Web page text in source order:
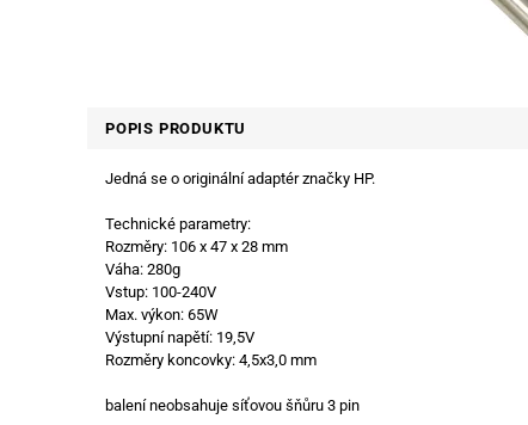
POPIS PRODUKTU
Jedná se o originální adaptér značky HP.
Technické parametry:
Rozměry: 106 x 47 x 28 mm
Váha: 280g
Vstup: 100-240V
Max. výkon: 65W
Výstupní napětí: 19,5V
Rozměry koncovky: 4,5x3,0 mm
balení neobsahuje síťovou šňůru 3 pin